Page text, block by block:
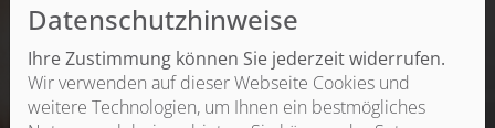
Sprechen Sie mit uns und lassen Sie sich ganz
persönlich beraten. Gudrun Maria Henriette Eichholz
Datenschutzhinweise
Ihre Zustimmung können Sie jederzeit widerrufen.
Wir verwenden auf dieser Webseite Cookies und
weitere Technologien, um Ihnen ein bestmögliches